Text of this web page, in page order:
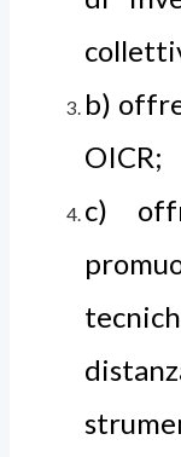
b)
OICR;
c)